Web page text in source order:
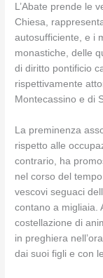
L’Abate prende le
Chiesa,
autosufficiente, e i
monastiche, delle
di diritto pontificio
rispettivamente
Montecassino e di
La preminenza
rispetto alle
contrario, ha
nel corso del
vescovi seguaci
contano a migliaia.
costellazione di
in preghiera
dai suoi figli e con